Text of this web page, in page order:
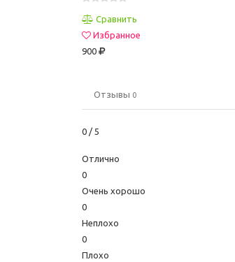
Сравнить
Избранное
900
Отзывы 0
0 / 5
Отлично
0
Очень хорошо
0
Неплохо
0
Плохо